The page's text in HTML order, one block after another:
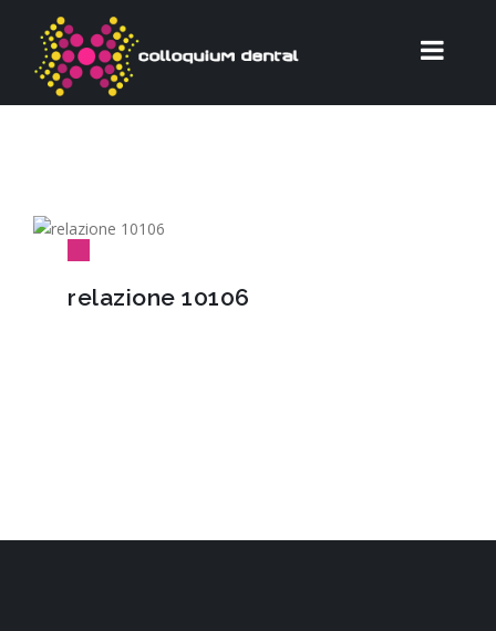
relazione 10106